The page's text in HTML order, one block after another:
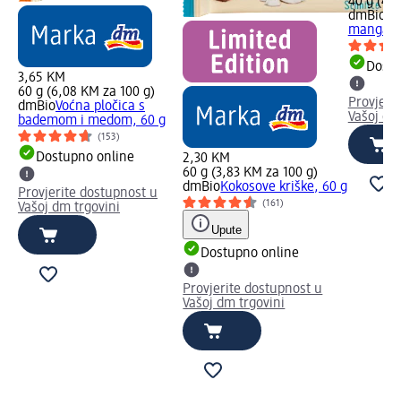
3,65 KM
60 g (6,08 KM za 100 g)
dmBioVoćna pločica s
bademom i medom, 60 g
(153)
Dostupno online
Provjerite dostupnost u
Vašoj dm trgovini
2,30 KM
60 g (3,83 KM za 100 g)
dmBioKokosove kriške, 60 g
(161)
Upute
Dostupno online
Provjerite dostupnost u
Vašoj dm trgovini
dmBio
manga,
Vašoj